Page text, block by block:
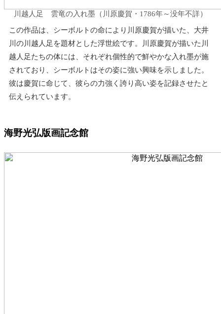
川越人足 雲竜の入れ墨（川原慶賀・1786年～没年不詳）
この作品は、シーボルトの命により川原慶賀が描いた、大井
川の川越人足を題材とした浮世絵です。川原慶賀が描いた川
越人足たちの体には、それぞれ個性的で鮮やかな入れ墨が施
されており、シーボルトはその姿に強い興味を示しました。
彼は慶賀に命じて、彼らの力強く誇り高い姿を記録させたと
伝えられています。
海野光弘版画記念館